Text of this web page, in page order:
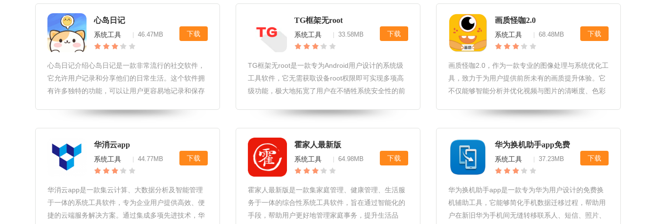
待。vi
一刻。无论是作为工作时
手机桌面美观度
心岛日记
系统工具 46.47MB 下载
心岛日记介绍心岛日记是一款非常流行的社交软件，
它允许用户记录和分享他们的日常生活。这个软件拥
有许多独特的功能，可以让用户更容易地记录和保存
文字说明，以便更好地记录他们的经历。软件特性1.
免费使用：心岛日记提供了免费
TG框架无root
系统工具 33.58MB 下载
TG框架无root是一款专为Android用户设计的系统级
工具软件，它无需获取设备root权限即可实现多项高
级功能，极大地拓宽了用户在不牺牲系统安全性的前
的技术手段，让用户能够轻松享受更流畅、更个性化
的手机使用体
画质怪咖2.0
系统工具 68.48MB 下载
画质怪咖2.0，作为一款专业的图像处理与系统优化工
具，致力于为用户提供前所未有的画质提升体验。它
不仅能够智能分析并优化视频与图片的清晰度、色彩
让用户的视觉享受达到新高度。画质怪咖2.0软件更新
和维护1.定期发布更新
华消云app
系统工具 44.77MB 下载
华消云app是一款集云计算、大数据分析及智能管理
于一体的系统工具软件，专为企业用户提供高效、便
捷的云端服务解决方案。通过集成多项先进技术，华
霍家人最新版
系统工具 64.98MB 下载
霍家人最新版是一款集家庭管理、健康管理、生活服
务于一体的综合性系统工具软件，旨在通过智能化的
手段，帮助用户更好地管理家庭事务，提升生活品
华为换机助手app免费
系统工具 37.23MB 下载
华为换机助手app是一款专为华为用户设计的免费换
机辅助工具，它能够简化手机数据迁移过程，帮助用
户在新旧华为手机间无缝转移联系人、短信、照片、